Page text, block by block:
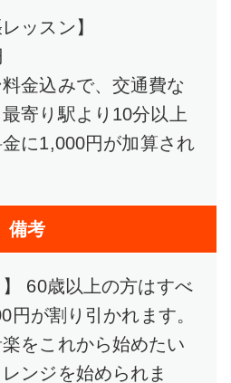
ッスン】
料金込みで、交通費な
寄り駅より10分以上
に1,000円が加算され
備考
】 60歳以上の方はすべ
円が割り引かれます。
をこれから始めたい
ンジを始められま